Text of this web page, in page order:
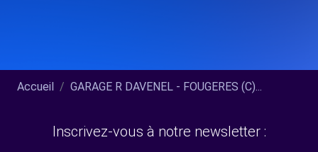
Accueil GARAGE R DAVENEL - FOUGERES (C)...
Inscrivez-vous à notre newsletter :